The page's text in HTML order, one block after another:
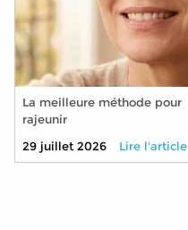
La meilleure méthode pour
rajeunir
29 juillet 2026
Lire l'article